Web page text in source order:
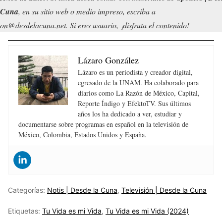
, en su sitio web o medio impreso, escriba a
Si eres usuario, ¡disfruta el contenido!
Lázaro González
Lázaro es un periodista y creador digital,
egresado de la UNAM. Ha colaborado para
diarios como La Razón de México, Capital,
Reporte Índigo y EfektoTV. Sus últimos
años los ha dedicado a ver, estudiar y
documentarse sobre programas en español en la televisión de
México, Colombia, Estados Unidos y España.
Categorías: Notis | Desde la Cuna, Televisión | Desde la Cuna
Etiquetas: Tu Vida es mi Vida, Tu Vida es mi Vida (2024)